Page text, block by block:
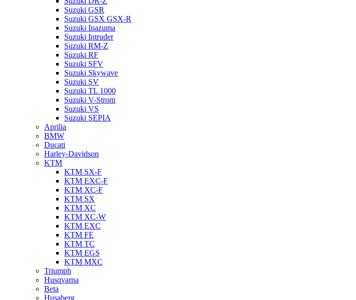
Suzuki GSR
Suzuki GSX GSX-R
Suzuki Inazuma
Suzuki Intruder
Suzuki RM-Z
Suzuki RF
Suzuki SFV
Suzuki Skywave
Suzuki SV
Suzuki TL 1000
Suzuki V-Strom
Suzuki VS
Suzuki SEPIA
Aprilia
BMW
Ducati
Harley-Davidson
KTM
KTM SX-F
KTM EXC-F
KTM XC-F
KTM SX
KTM XC
KTM XC-W
KTM EXC
KTM FE
KTM TC
KTM EGS
KTM MXC
Triumph
Husqvarna
Beta
Husaberg